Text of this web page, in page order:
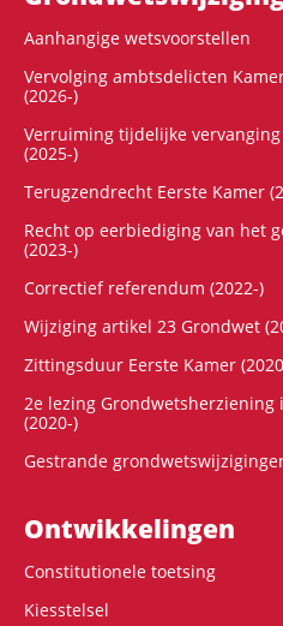
Aanhangige wetsvoorstellen
Vervolging ambtsdelicten
(2026-)
Verruiming tijdelijke
(2025-)
Terugzendrecht Eerste Kamer
Recht op eerbiediging van het
(2023-)
Correctief referendum (2022-)
Wijziging artikel 23 Grondwet
Zittingsduur Eerste Kamer
2e lezing Grondwetsherziening
(2020-)
Gestrande
Ontwikke­lingen
Constitutionele toetsing
Kiesstelsel